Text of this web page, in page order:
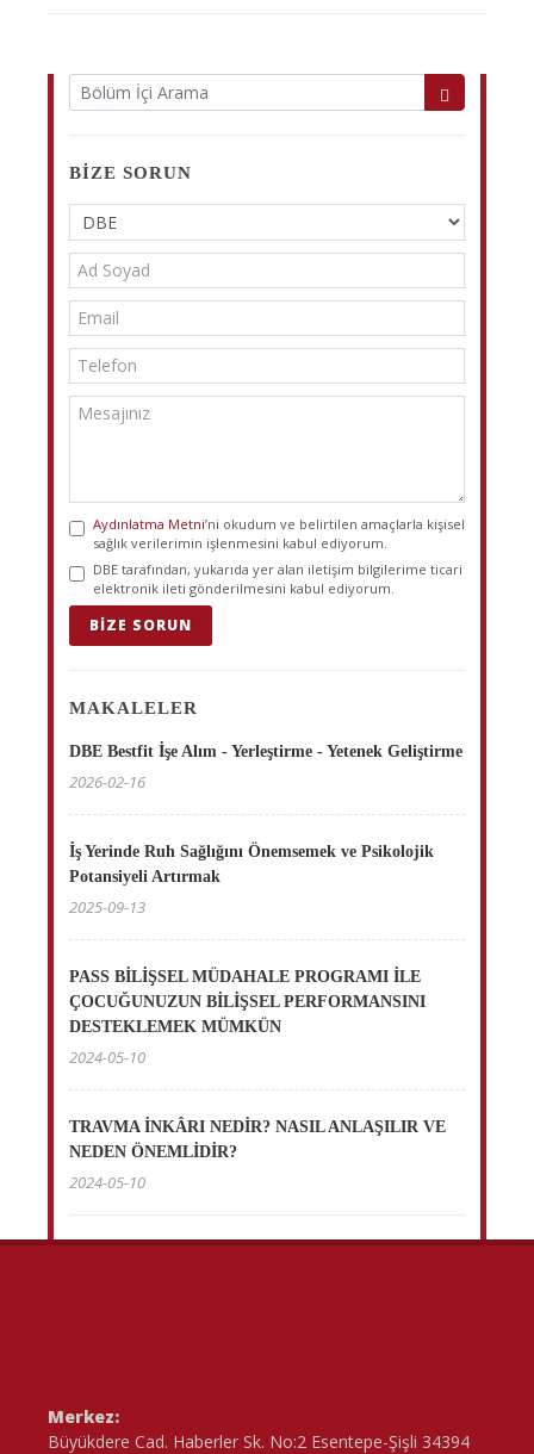
BIZE SORUN
Aydınlatma Metni’ni okudum ve belirtilen amaçlarla kişisel
sağlık verilerimin işlenmesini kabul ediyorum.
DBE tarafından, yukarıda yer alan iletişim bilgilerime ticari
elektronik ileti gönderilmesini kabul ediyorum.
BIZE SORUN
MAKALELER
DBE Bestfit İşe Alım - Yerleştirme - Yetenek Geliştirme
2026-02-16
İş Yerinde Ruh Sağlığını Önemsemek ve Psikolojik
Potansiyeli Artırmak
2025-09-13
PASS BİLİŞSEL MÜDAHALE PROGRAMI İLE
ÇOCUĞUNUZUN BİLİŞSEL PERFORMANSINI
DESTEKLEMEK MÜMKÜN
2024-05-10
TRAVMA İNKÂRI NEDİR? NASIL ANLAŞILIR VE
NEDEN ÖNEMLİDİR?
2024-05-10
Merkez:
Büyükdere Cad. Haberler Sk. No:2 Esentepe-Şişli 34394